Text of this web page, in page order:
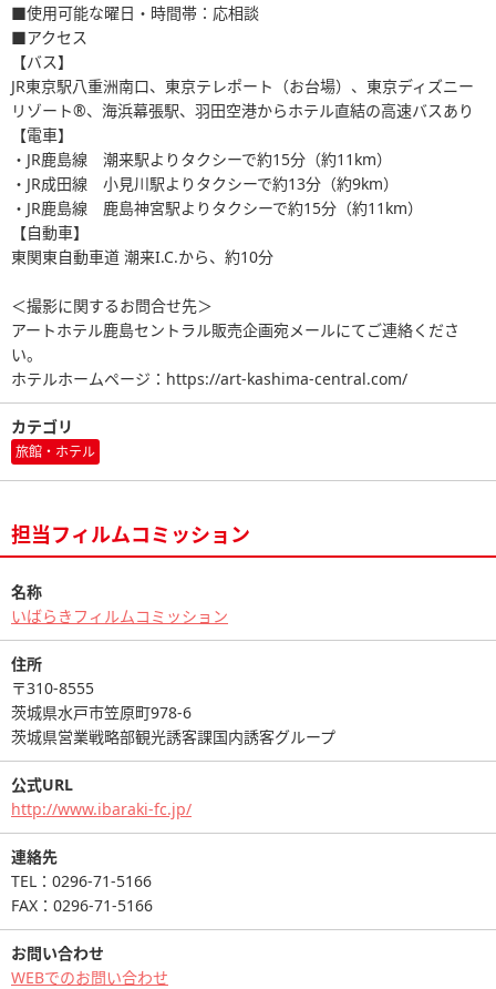
■使用可能な曜日・時間帯：応相談
■アクセス
【バス】
JR東京駅八重洲南口、東京テレポート（お台場）、東京ディズニー
リゾート®、海浜幕張駅、羽田空港からホテル直結の高速バスあり
【電車】
・JR鹿島線 潮来駅よりタクシーで約15分（約11km）
・JR成田線 小見川駅よりタクシーで約13分（約9km）
・JR鹿島線 鹿島神宮駅よりタクシーで約15分（約11km）
【自動車】
東関東自動車道 潮来I.C.から、約10分
＜撮影に関するお問合せ先＞
アートホテル鹿島セントラル販売企画宛メールにてご連絡くださ
い。
ホテルホームページ：https://art-kashima-central.com/
カテゴリ
旅館・ホテル
担当フィルムコミッション
名称
いばらきフィルムコミッション
住所
〒310-8555
茨城県水戸市笠原町978-6
茨城県営業戦略部観光誘客課国内誘客グループ
公式URL
http://www.ibaraki-fc.jp/
連絡先
TEL：0296-71-5166
FAX：0296-71-5166
お問い合わせ
WEBでのお問い合わせ